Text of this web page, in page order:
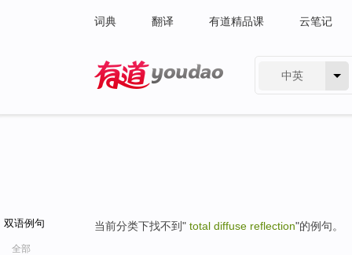
词典 翻译 有道精品课 云笔记
中英
双语例句
全部
当前分类下找不到" total diffuse reflection"的例句。